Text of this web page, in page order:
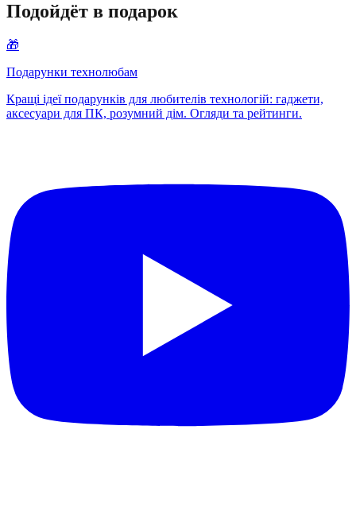
Подойдёт в подарок
🎁
Подарунки технолюбам
Кращі ідеї подарунків для любителів технологій: гаджети,
аксесуари для ПК, розумний дім. Огляди та рейтинги.